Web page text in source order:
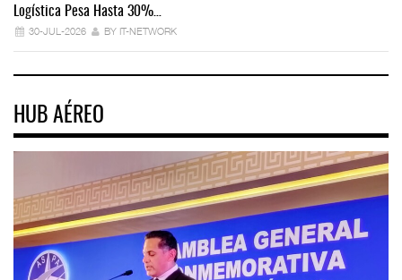
Logística Pesa Hasta 30%…
30-JUL-2026 BY IT-NETWORK
HUB AÉREO